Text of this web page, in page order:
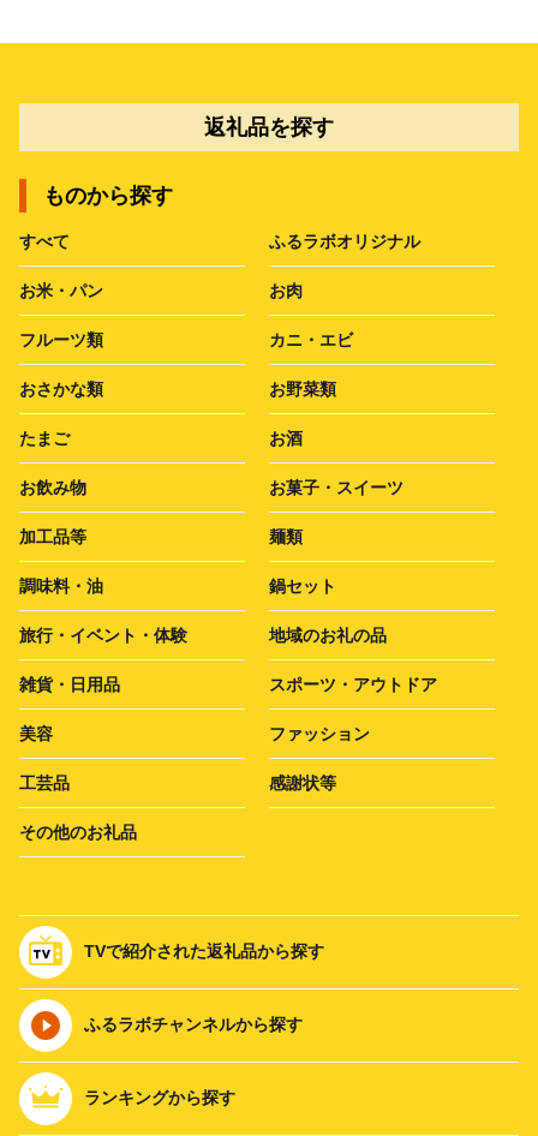
返礼品を探す
ものから探す
すべて ふるラボオリジナル
お米・パン お肉
フルーツ類 カニ・エビ
おさかな類 お野菜類
たまご お酒
お飲み物 お菓子・スイーツ
加工品等 麺類
調味料・油 鍋セット
旅行・イベント・体験 地域のお礼の品
雑貨・日用品 スポーツ・アウトドア
美容 ファッション
工芸品 感謝状等
その他のお礼品
TVで紹介された返礼品から探す
ふるラボチャンネルから探す
ランキングから探す